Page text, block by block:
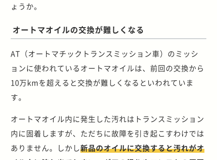
ょうか。
オートマオイルの交換が難しくなる
AT（オートマチックトランスミッション車）のミッシ
ョンに使われているオートマオイルは、前回の交換から
10万kmを超えると交換が難しくなるといわれていま
す。
オートマオイル内に発生した汚れはトランスミッション
内に固着しますが、ただちに故障を引き起こすわけでは
ありません。しかし新品のオイルに交換すると汚れがオ